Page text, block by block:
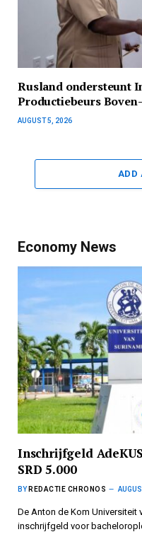
Rusland ondersteunt
Productiebeurs
AUGUST 5, 2026
ADD
Economy News
Inschrijfgeld
SRD 5.000
BY REDACTIE CHRONOS
De Anton de Kom Universiteit
inschrijfgeld voor